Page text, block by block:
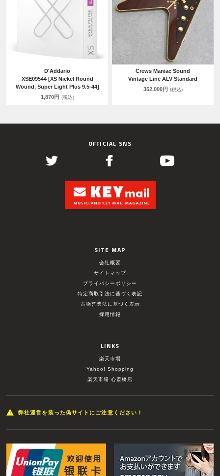
D'Addario
XSE09544 [XS Nickel Round
Wound, Super Light Plus 9.5-44]
1,870円 (税込)
Crews Maniac Sound
Vintage Line ALV Standard
352,000円 (税込)
OFFICIAL SNS
SITE MAP
会社概要
サイトマップ
プライバシーポリシー
特定商取引法に基づく表記
古物営業法に基づく表示
採用情報
LINKS
楽天市場
Yahoo! Shopping
楽天市場 心斎橋店
弊社運営を装った偽サイトにご注意ください！